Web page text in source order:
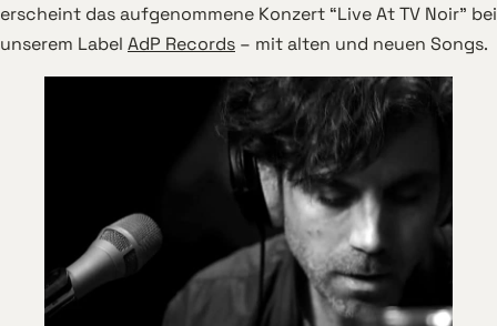
erscheint das aufgenommene Konzert “Live At TV Noir” bei
unserem Label AdP Records – mit alten und neuen Songs.